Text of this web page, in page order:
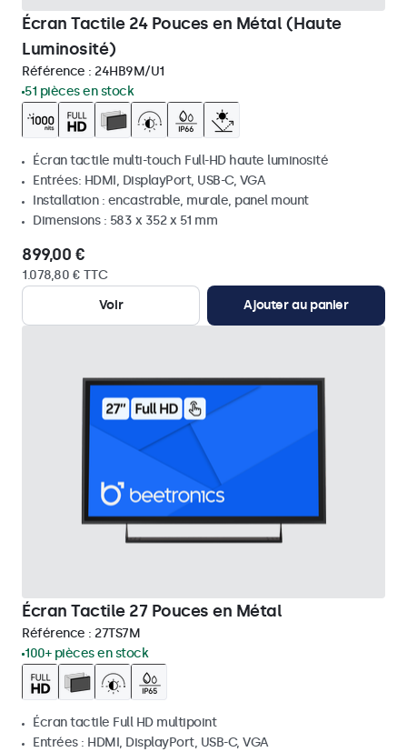
Écran Tactile 24 Pouces en Métal (Haute
Luminosité)
Référence : 24HB9M/U1
51 pièces en stock
Écran tactile multi-touch Full-HD haute luminosité
Entrées: HDMI, DisplayPort, USB-C, VGA
Installation : encastrable, murale, panel mount
Dimensions : 583 x 352 x 51 mm
899,00 €
1.078,80 € TTC
Voir
Ajouter au panier
Écran Tactile 27 Pouces en Métal
Référence : 27TS7M
100+ pièces en stock
Écran tactile Full HD multipoint
Entrées : HDMI, DisplayPort, USB-C, VGA